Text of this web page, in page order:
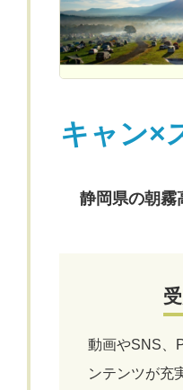
キャン×
静岡県の朝霧
動画やSNS、
ンテンツが充